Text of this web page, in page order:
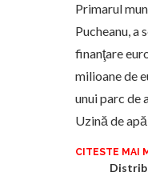
Primarul
Pucheanu, a
finanţare
milioane de
unui parc de
Uzină de
CITESTE MAI